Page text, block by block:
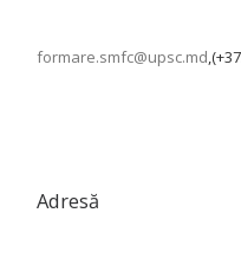
formare.smfc@upsc.md
Adresă